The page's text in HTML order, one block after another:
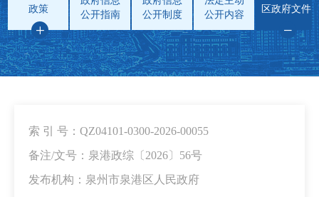
政策
公开指南
公开制度
公开内容
区政府文件
索 引 号：QZ04101-0300-2026-00055
备注/文号：泉港政综〔2026〕56号
发布机构：泉州市泉港区人民政府